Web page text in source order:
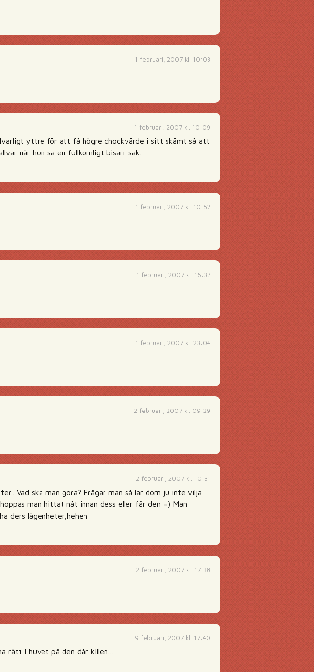
1 februari, 2007 kl. 10:03
1 februari, 2007 kl. 10:09
yttre för att få högre chockvärde i sitt skämt så att
när hon sa en fullkomligt bisarr sak.
1 februari, 2007 kl. 10:52
1 februari, 2007 kl. 16:37
1 februari, 2007 kl. 23:04
2 februari, 2007 kl. 09:29
2 februari, 2007 kl. 10:31
Vad ska man göra? Frågar man så lär dom ju inte vilja
man hittat nåt innan dess eller får den =) Man
ders lägenheter,heheh
2 februari, 2007 kl. 17:38
9 februari, 2007 kl. 17:40
rätt i huvet på den där killen…